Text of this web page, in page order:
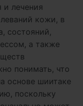
и лечения
кожи, в
состояний,
а также
понимать, что
основе шиитаке
поскольку